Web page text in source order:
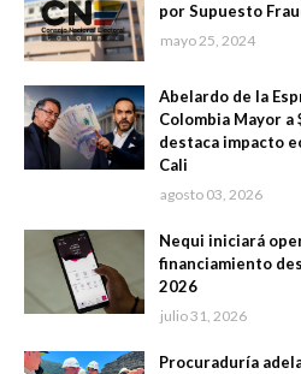
por Supuesto
mayo 25, 2024
Abelardo de la
Colombia Mayor a
destaca impacto
Cali
agosto 03, 2026
Nequi iniciará
financiamiento
2026
julio 31, 2026
Procuraduría